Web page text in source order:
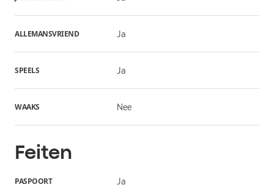
ALLEMANSVRIEND Ja
SPEELS Ja
WAAKS Nee
Feiten
PASPOORT Ja